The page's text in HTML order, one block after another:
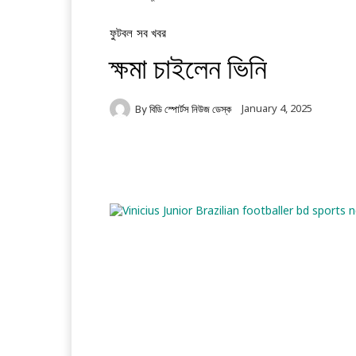
ফুটবল সব খবর
ক্ষমা চাইলেন ভিনি
By বিডি স্পোর্টস নিউজ ডেস্ক January 4, 2025